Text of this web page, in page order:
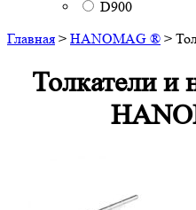
D900
Главная > HANOMAG ® >
Толкатели и